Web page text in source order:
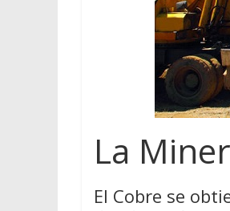
La
El Cobre se